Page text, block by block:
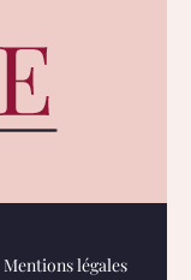
Mentions légales